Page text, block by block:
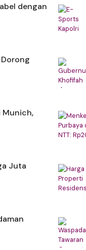
dengan
Munich,
Juta